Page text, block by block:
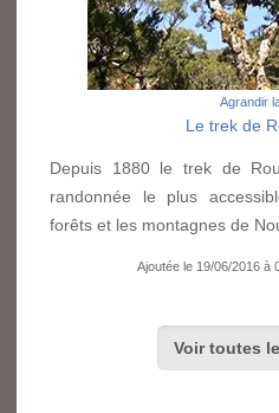
Agrandir
Le trek de
Depuis 1880 le trek de
randonnée le plus
forêts et les montagnes de
Ajoutée le 19/06/2016 à
Voir toutes